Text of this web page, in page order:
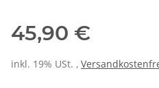
45,90 €
inkl. 19% USt. ,